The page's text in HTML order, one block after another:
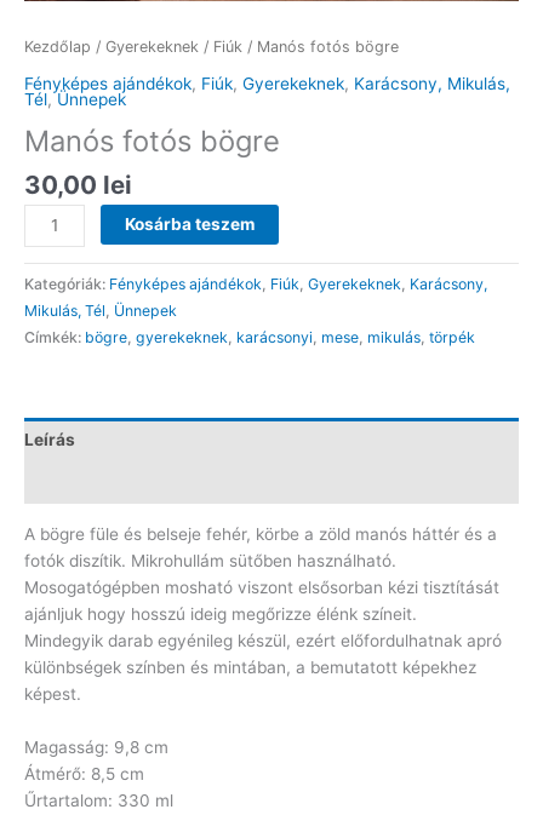
Kezdőlap / Gyerekeknek / Fiúk / Manós fotós bögre
Fényképes ajándékok, Fiúk, Gyerekeknek, Karácsony, Mikulás,
Tél,Ünnepek
Manós fotós bögre
30,00 lei
Manós
fotós
bögre
mennyiség
Kosárba teszem
Kategóriák: Fényképes ajándékok, Fiúk, Gyerekeknek, Karácsony,
Mikulás, Tél, Ünnepek
Címkék: bögre, gyerekeknek, karácsonyi, mese, mikulás, törpék
Leírás
A bögre füle és belseje fehér, körbe a zöld manós háttér és a
fotók diszítik. Mikrohullám sütőben használható.
Mosogatógépben mosható viszont elsősorban kézi tisztítását
ajánljuk hogy hosszú ideig megőrizze élénk színeit.
Mindegyik darab egyénileg készül, ezért előfordulhatnak apró
különbségek színben és mintában, a bemutatott képekhez
képest.
Magasság: 9,8 cm
Átmérő: 8,5 cm
Űrtartalom: 330 ml